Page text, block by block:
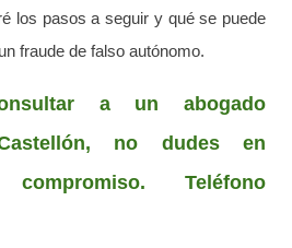
los pasos a seguir y qué se puede
fraude de falso autónomo.
a un abogado
no dudes en
Teléfono